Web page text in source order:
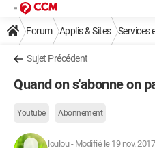
Forum Applis & Sites Services
Sujet Précédent
Quand on s'abonne on
Youtube Abonnement
loulou- Modifié le 19 nov.